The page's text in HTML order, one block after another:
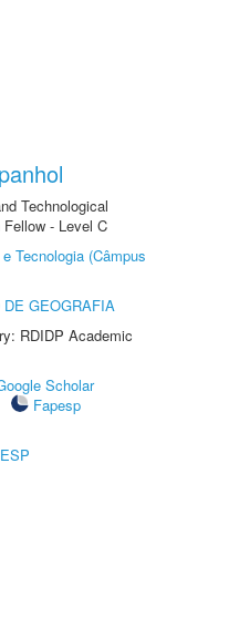
Technological
- Level C
Tecnologia (Câmpus
DE GEOGRAFIA
RDIDP Academic
Scholar
Fapesp